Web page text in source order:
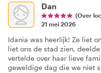
Dan
(Over
21 mei 2026
Idania was heerlijk! Ze liet
liet ons de stad zien,
vertelde over haar lieve
geweldige dag die we niet